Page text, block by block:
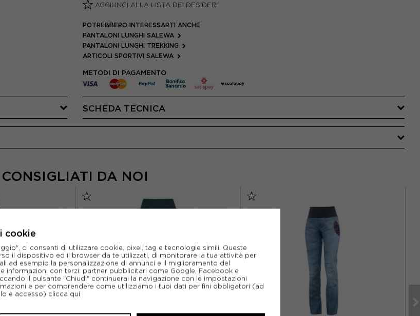
AGGIUNGI ALLA LISTA DEI DESIDERI
POTREBBERO INTERESSARTI ANCHE
PANTALONI LUNGHI SALEWA
PANTALONI LUNGHI TREKKING
ARTICOLI SPORTIVI SALEWA
METODI DI PAGAMENTO
SCHEDA TECNICA
CONSIGLIATI DA NOI
cookie
ci consenti di utilizzare cookie, pixel, tag e tecnologie simili. Queste
il dispositivo ed il browser da te utilizzati, di monitorare la tua attività per
ad esempio la personalizzazione di annunci e il miglioramento del
informazioni con terzi: partner pubblicitari come Google, Facebook e
il pulsante "Chiudi" continuerai la navigazione con le impostazioni
e per comprendere come utilizziamo i tuoi dati per fini obbligatori (ad
e accesso) clicca qui